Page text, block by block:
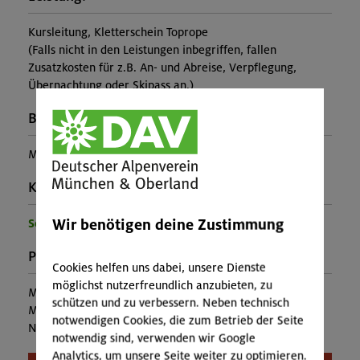
Kursleitung, Kletterschein Toprope
(Falls nicht in den Leistungen inbegriffen, fallen
Zusatzkosten für z.B. An- und Abreise, Verpflegung,
Übernachtung oder Skipass an.)
Buchungscode:
MUC-26-1003
Kontakt Veranstalter:
Sektion München
Preise:
Mitglieder:
96,00 €
Mitglieder anderer Sektion:
126,00 €
Nichtmitglieder:
138,00 €
Wir benötigen deine Zustimmung
Cookies helfen uns dabei, unsere Dienste
möglichst nutzerfreundlich anzubieten, zu
schützen und zu verbessern. Neben technisch
notwendigen Cookies, die zum Betrieb der Seite
notwendig sind, verwenden wir Google
Analytics, um unsere Seite weiter zu optimieren.